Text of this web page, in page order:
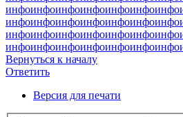
инфоинфоинфоинфоинфоинфоинфо
инфоинфоинфоинфоинфоинфоинфо
инфоинфоинфоинфоинфоинфоинфо
инфоинфоинфоинфоинфоинфоинфо
Вернуться к началу
Ответить
Версия для печати